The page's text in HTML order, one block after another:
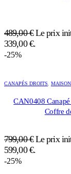
489,00€ Le prix
339,00 €.
-25%
CANAPÉS DROITS
CAN0408
Coffre
799,00€ Le prix
599,00 €.
-25%